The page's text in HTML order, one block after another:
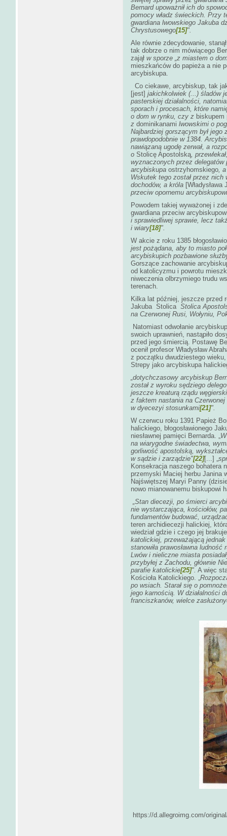
Bernard upoważnił ich do
pomocy władz świeckich. Przy
gwardiana lwowskiego Jakuba
Chrystusowego[15]".
Ale równie zdecydowanie,
tak dobrze o nim mówiącego
zajął w sporze „z miastem o
mieszkańców do papieża a nie
arcybiskupa.
Co ciekawe, arcybiskup, tak
[jest] jakichkolwiek (...) śladów
pasterskiej działalności,
sporach i procesach, które
o dom w rynku, czy z
z dominikanami lwowskimi o
Najbardziej gorszącym był jego
prawdopodobnie w 1384.
nawiązaną ugodę zerwał, a
o Stolicę Apostolską,
wyznaczonych przez
arcybiskupa ostrzyhomskiego,
Wskutek tego został przez
dochodów, a króla [Władysława
przeciw opornemu arcybiskupowi
Powodem takiej wyważonej i
gwardiana przeciw
i sprawiedliwej sprawie, lecz
i wiary[18]".
W akcie z roku 1385
jest pożądana, aby to miasto
arcybiskupich pozbawione
Gorszące zachowanie
od katolicyzmu i powrotu
niweczenia olbrzymiego trudu
terenach.
Kilka lat później, jeszcze przed
Jakuba StolicaStolica
na Czerwonej Rusi, Wołyniu,
Natomiast odwołanie
swoich uprawnień, nastąpiło
przed jego śmiercią. Postawę
ocenił profesor Władysław
z początku dwudziestego
Strepy jako arcybiskupa
„dotychczasowy arcybiskup
został z wyroku sędziego
jeszcze kreaturą rządu
z faktem nastania na
w dyecezyi stosunkami[21]".
W czerwcu roku 1391 Papież
halickiego, błogosławionego
niesławnej pamięci Bernarda. „
na wiarygodne świadectwa,
gorliwość apostolską,
w sądzie i zarządzie"[22][...] „
Konsekracja naszego bohatera
przemyski Maciej herbu Janina
Najświętszej Maryi Panny
nowo mianowanemu biskupowi
„Stan diecezji, po śmierci
nie wystarczająca, kościołów,
fundamentów budować,
teren archidiecezji halickiej,
wiedział gdzie i czego jej
katolickiej, przeważającą
stanowiła prawosławna
Lwów i nieliczne miasta
przybyłej z Zachodu, głównie
parafie katolickie[25]". A więc
Kościoła Katolickiego. „
po wsiach. Starał się o
jego karnością. W działalności
franciszkanów, wielce
https://d.allegroimg.com/